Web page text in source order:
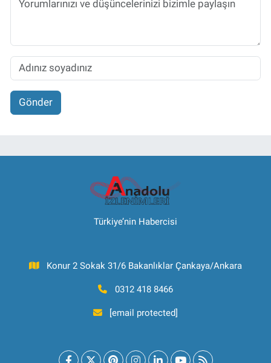
Gönder
Türkiye’nin Habercisi
Konur 2 Sokak 31/6 Bakanlıklar Çankaya/Ankara
0312 418 8466
[email protected]